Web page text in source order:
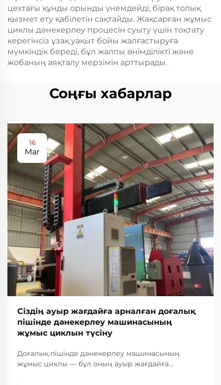
цехтағы құнды орынды үнемдейді, бірақ толық
қызмет ету қабілетін сақтайды. Жақсарған жұмыс
циклы дәнекерлеу процесін суыту үшін тоқтату
керегінсіз ұзақ уақыт бойы жалғастыруға
мүмкіндік береді, бұл жалпы өнімділікті және
жобаның аяқталу мерзімін арттырады.
Соңғы хабарлар
16
Mar
Сіздің ауыр жағдайға арналған доғалық
пішінде дәнекерлеу машинасының
жұмыс циклын түсіну
Доғалық пішінде дәнекерлеу машинасының
жұмыс циклы — бұл оның ауыр жағдайға